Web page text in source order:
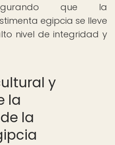
que la
egipcia se lleve
nivel de integridad y
y
la
la